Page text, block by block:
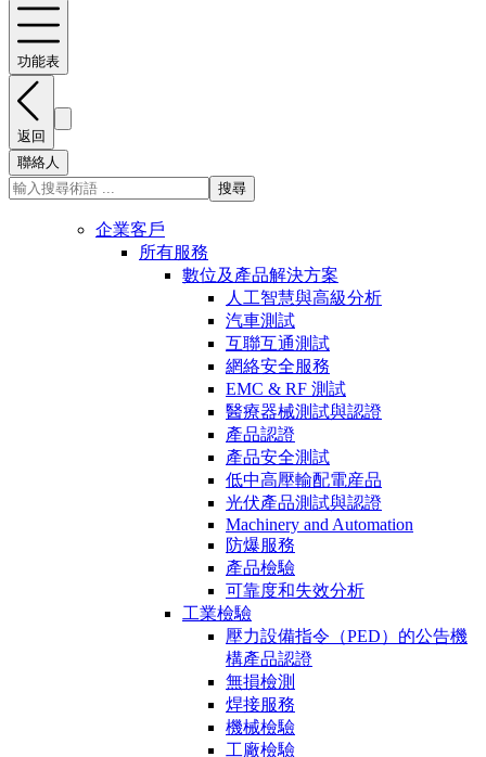
功能表
返回
聯絡人
搜尋
企業客戶
所有服務
數位及產品解決方案
人工智慧與高級分析
汽車測試
互聯互通測試
網絡安全服務
EMC & RF 測試
醫療器械測試與認證
產品認證
產品安全測試
低中高壓輸配電産品
光伏產品測試與認證
Machinery and Automation
防爆服務
產品檢驗
可靠度和失效分析
工業檢驗
壓力設備指令（PED）的公告機
構產品認證
無損檢測
焊接服務
機械檢驗
工廠檢驗